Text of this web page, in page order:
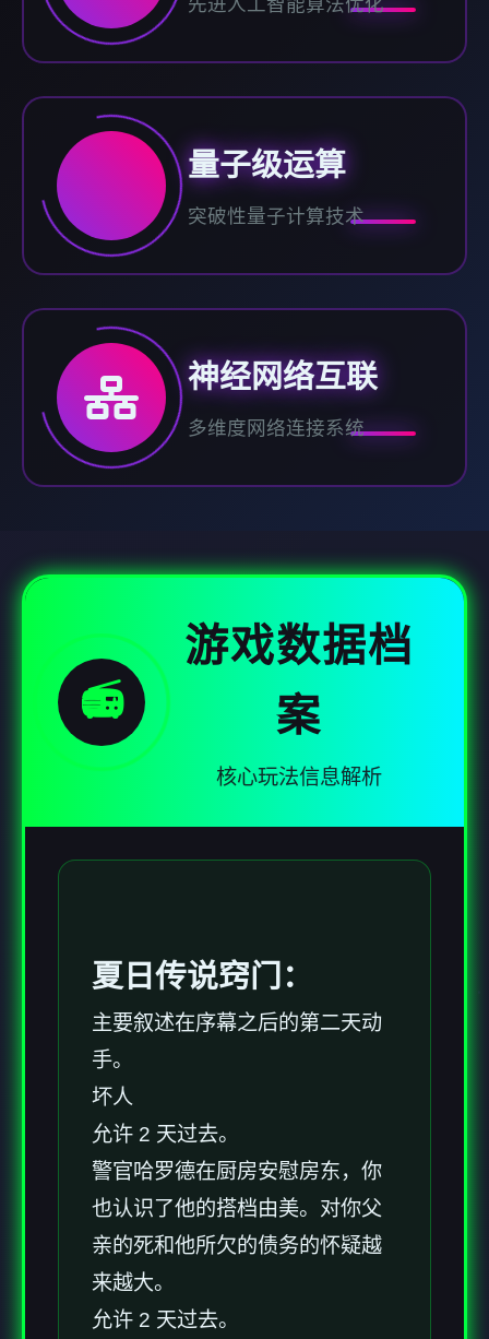
量子级运算
突破性量子计算技术
神经网络互联
多维度网络连接系统
📻
游戏数据档
案
核心玩法信息解析
夏日传说窍门：
主要叙述在序幕之后的第二天动
手。
坏人
允许 2 天过去。
警官哈罗德在厨房安慰房东，你
也认识了他的搭档由美。对你父
亲的死和他所欠的债务的怀疑越
来越大。
允许 2 天过去。